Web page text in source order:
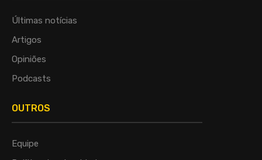
Últimas notícias
Artigos
Opiniões
Podcasts
OUTROS
Equipe